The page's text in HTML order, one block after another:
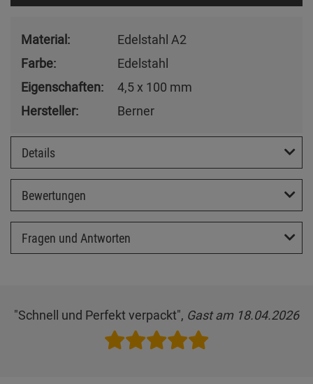
Material:
Edelstahl A2
Farbe:
Edelstahl
Eigenschaften:
4,5 x 100 mm
Hersteller:
Berner
Details
Bewertungen
Fragen und Antworten
"Schnell und Perfekt verpackt", Gast am 18.04.2026